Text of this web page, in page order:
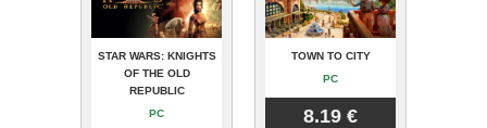
STAR WARS: KNIGHTS
OF THE OLD
REPUBLIC
PC
TOWN TO CITY
PC
8.19 €